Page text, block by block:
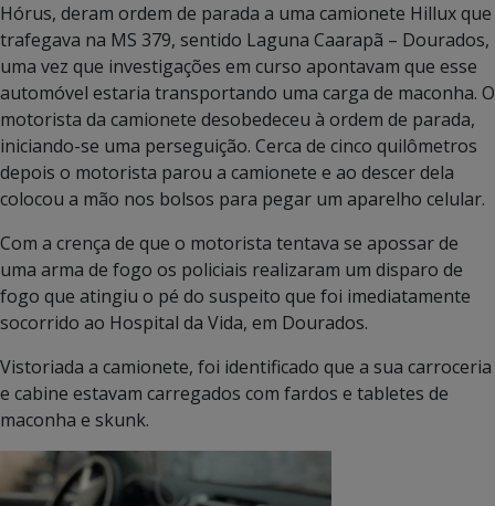
Hórus, deram ordem de parada a uma camionete Hillux que
trafegava na MS 379, sentido Laguna Caarapã – Dourados,
uma vez que investigações em curso apontavam que esse
automóvel estaria transportando uma carga de maconha. O
motorista da camionete desobedeceu à ordem de parada,
iniciando-se uma perseguição. Cerca de cinco quilômetros
depois o motorista parou a camionete e ao descer dela
colocou a mão nos bolsos para pegar um aparelho celular.
Com a crença de que o motorista tentava se apossar de
uma arma de fogo os policiais realizaram um disparo de
fogo que atingiu o pé do suspeito que foi imediatamente
socorrido ao Hospital da Vida, em Dourados.
Vistoriada a camionete, foi identificado que a sua carroceria
e cabine estavam carregados com fardos e tabletes de
maconha e skunk.